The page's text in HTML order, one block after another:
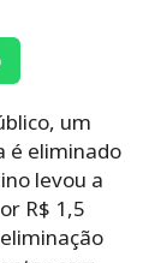
um
é eliminado
levou a
R$ 1,5